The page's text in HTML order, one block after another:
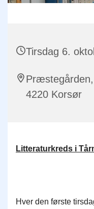
Tirsdag 6.
4220 Korsør
Litteraturkreds i
Hver den første